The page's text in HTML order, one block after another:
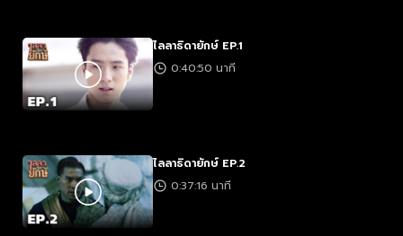
ไลลาธิดายักษ์ EP.1
0:40:50 นาที
ไลลาธิดายักษ์ EP.2
0:37:16 นาที